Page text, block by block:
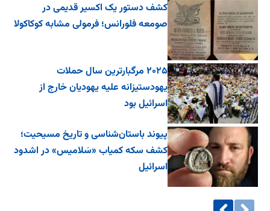
کشف دستور یک اکسیر قدیمی در
صومعه فلورانس؛ فرمولی مشابه کوکاکولا
۲۰۲۵ مرگبارترین سال حملات
یهودستیزانه علیه یهودیان خارج از
اسرائیل بود
پیوند باستان‌شناسی و تاریخ مسیحیت؛
کشف سکه کمیاب «سَلامیس» در اشدود
اسرائیل